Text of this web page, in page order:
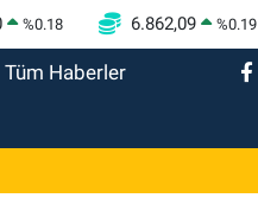
%0.18 6.862,09 %0.19
Tüm Haberler